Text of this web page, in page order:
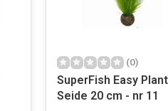
(0)
SuperFish Easy Plant
Seide 20 cm - nr 11